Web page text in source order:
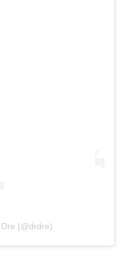
(@drdre)